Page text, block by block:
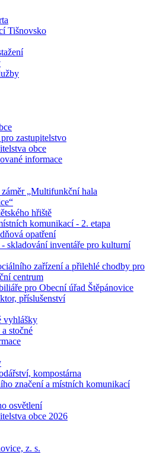
Tišnovsko
zastupitelstvo
obce
informace
„Multifunkční hala
hřiště
komunikací - 2. etapa
opatření
- skladování inventáře pro kulturní
zařízení a přilehlé chodby pro
centrum
pro Obecní úřad Štěpánovice
příslušenství
vyhlášky
stočné
kompostárna
značení a místních komunikací
osvětlení
obce 2026
z. s.